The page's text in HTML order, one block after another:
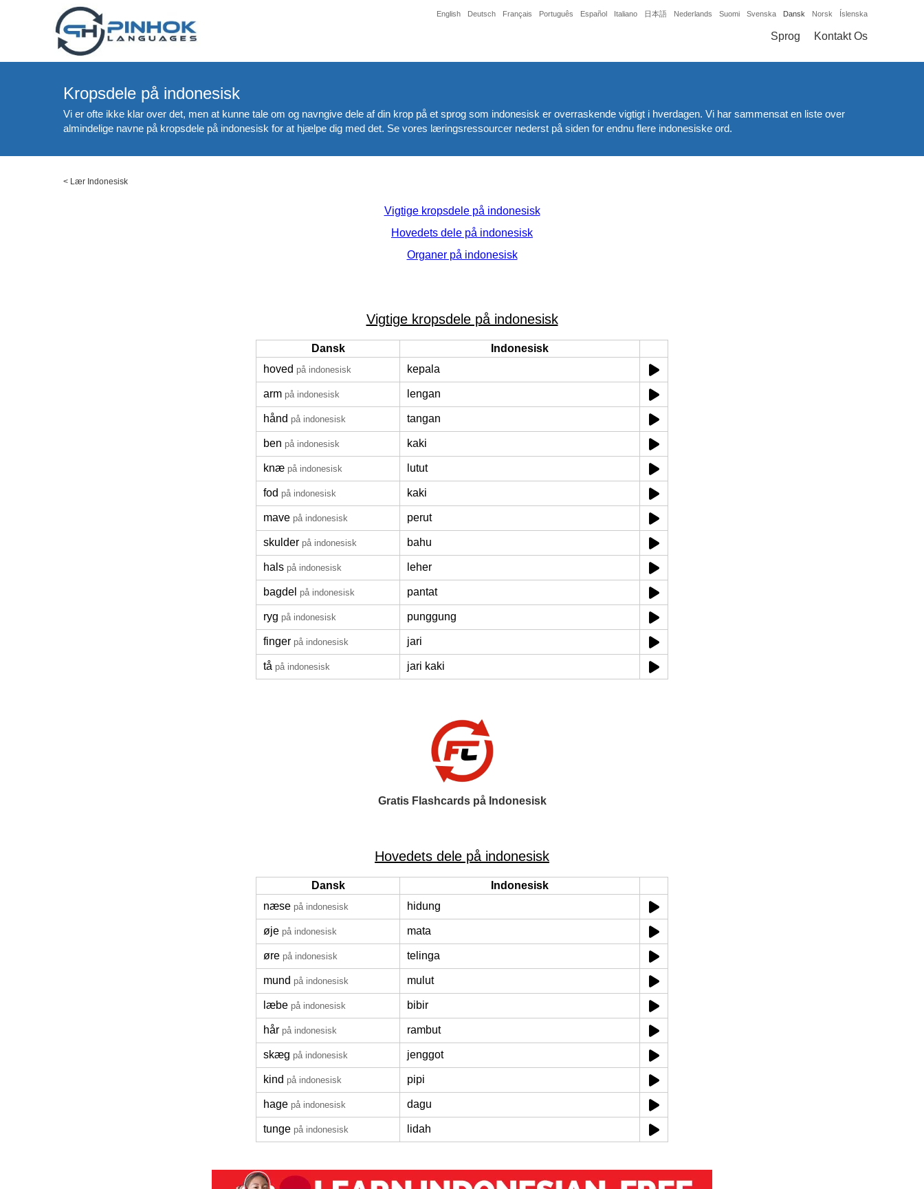
English Deutsch Français Português Español Italiano 日本語 Nederlands Suomi Svenska Dansk Norsk Íslenska
Sprog Kontakt Os
Kropsdele på indonesisk
Vi er ofte ikke klar over det, men at kunne tale om og navngive dele af din krop på et sprog som indonesisk er overraskende vigtigt i hverdagen. Vi har sammensat en liste over
almindelige navne på kropsdele på indonesisk for at hjælpe dig med det. Se vores læringsressourcer nederst på siden for endnu flere indonesiske ord.
< Lær Indonesisk
Vigtige kropsdele på indonesisk
Hovedets dele på indonesisk
Organer på indonesisk
Vigtige kropsdele på indonesisk
Dansk
Indonesisk
hoved på indonesisk kepala
arm på indonesisk lengan
hånd på indonesisk tangan
ben på indonesisk kaki
knæ på indonesisk lutut
fod på indonesisk kaki
mave på indonesisk perut
skulder på indonesisk bahu
hals på indonesisk leher
bagdel på indonesisk pantat
ryg på indonesisk punggung
finger på indonesisk jari
tå på indonesisk jari kaki
Gratis Flashcards på Indonesisk
Hovedets dele på indonesisk
Dansk
Indonesisk
næse på indonesisk hidung
øje på indonesisk mata
øre på indonesisk telinga
mund på indonesisk mulut
læbe på indonesisk bibir
hår på indonesisk rambut
skæg på indonesisk jenggot
kind på indonesisk pipi
hage på indonesisk dagu
tunge på indonesisk lidah